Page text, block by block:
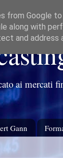
ai mercati
Gann
from Google
along with
and address